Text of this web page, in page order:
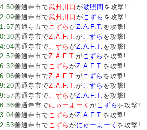
善通寺市で武州川口 が波照間 を攻撃!
善通寺市で武州川口 がこずら を攻撃!
善通寺市でこずら がZ.A.F.T. を攻撃!
善通寺市でZ.A.F.T.がこずら を攻撃!
善通寺市でこずら がZ.A.F.T. を攻撃!
善通寺市でZ.A.F.T.がこずら を攻撃!
善通寺市でこずら がZ.A.F.T. を攻撃!
善通寺市でZ.A.F.T.がこずら を攻撃!
善通寺市でZ.A.F.T.がこずら を攻撃!
善通寺市でこずら がZ.A.F.T. を攻撃!
善通寺市でにゅーよーく がこずら を攻撃!
善通寺市でこずら がZ.A.F.T. を攻撃!
善通寺市でこずら がにゅーよーく を攻撃!